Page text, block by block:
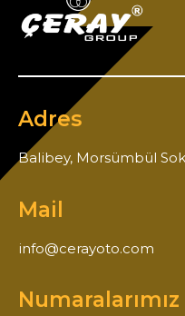
Adres
Balibey, Morsümbül
Mail
info@cerayoto.com
Numaralarımız